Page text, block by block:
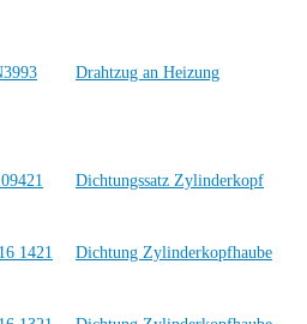
Drahtzug an Heizung
Dichtungssatz Zylinderkopf
Dichtung Zylinderkopfhaube